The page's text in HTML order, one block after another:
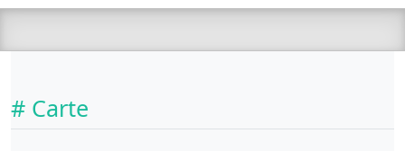
# Carte